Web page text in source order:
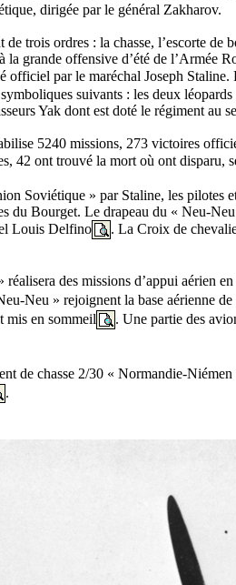
dirigée par le général Zakharov.
trois ordres : la chasse, l’escorte
la grande offensive d’été de
officiel par le maréchal Joseph
suivants : les deux
Yak dont est doté le régiment au
5240 missions, 273 victoires
42 ont trouvé la mort où ont disparu,
Soviétique » par Staline, les pilotes
du Bourget. Le drapeau du « Neu-
Louis Delfino
. La Croix de
des missions d’appui aérien
Neu » rejoignent la base aérienne de
mis en sommeil
. Une partie des
de chasse 2/30 « Normandie-
.